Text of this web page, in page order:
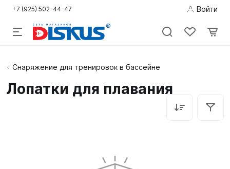
+7 (925) 502-44-47 Войти
Подводная
Снаряжение для тренировок в бассейне
Лопатки для плавания